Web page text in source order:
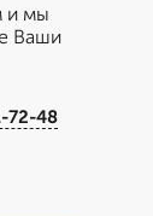
и мы
Ваши
72-48